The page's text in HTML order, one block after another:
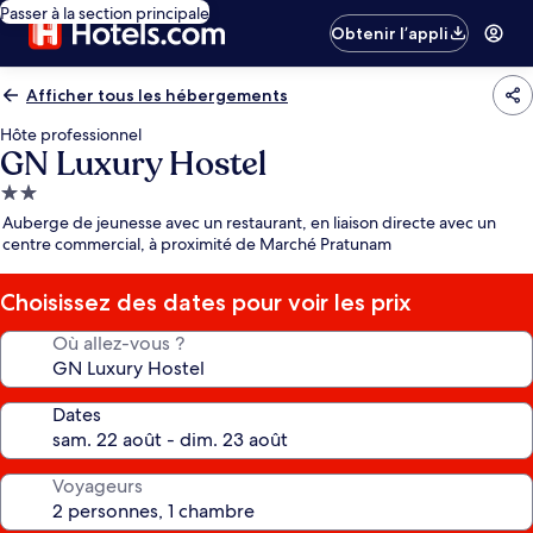
Passer à la section principale
Obtenir l’appli
Afficher tous les hébergements
Hôte professionnel
GN Luxury Hostel
Hébergement
2.0 étoiles
Auberge de jeunesse avec un restaurant, en liaison directe avec un
centre commercial, à proximité de Marché Pratunam
Choisissez des dates pour voir les prix
Où allez-vous ?
Dates
Voyageurs